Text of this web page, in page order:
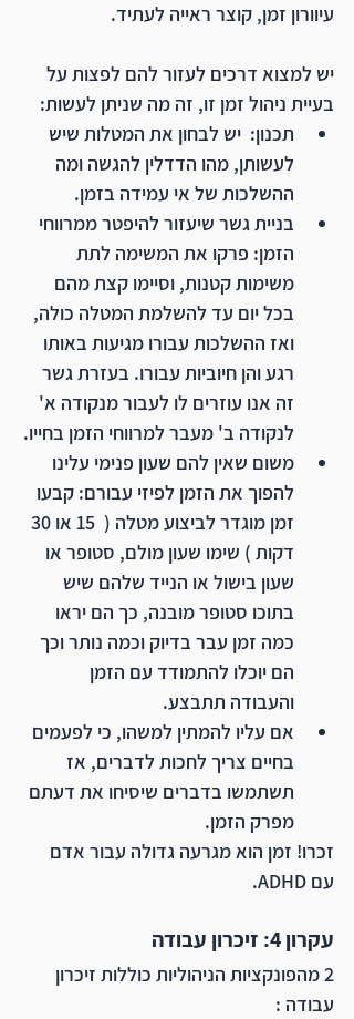
עיוורון זמן, קוצר ראייה לעתיד.
יש למצוא דרכים לעזור להם לפצות על
בעיית ניהול זמן זו, זה מה שניתן לעשות:
תכנון:  יש לבחון את המטלות שיש
לעשותן, מהו הדדלין להגשה ומה
ההשלכות של אי עמידה בזמן.
בניית גשר שיעזור להיפטר ממרווחי
הזמן: פרקו את המשימה לתת
משימות קטנות, וסיימו קצת מהם
בכל יום עד להשלמת המטלה כולה,
ואז ההשלכות עבורו מגיעות באותו
רגע והן חיוביות עבורו. בעזרת גשר
זה אנו עוזרים לו לעבור מנקודה א'
לנקודה ב' מעבר למרווחי הזמן בחייו.
משום שאין להם שעון פנימי עלינו
להפוך את הזמן לפיזי עבורם: קבעו
דקות ) שימו שעון מולם, סטופר או
שעון בישול או הנייד שלהם שיש
בתוכו סטופר מובנה, כך הם יראו
כמה זמן עבר בדיוק וכמה נותר וכך
הם יוכלו להתמודד עם הזמן
והעבודה תתבצע.
אם עליו להמתין למשהו, כי לפעמים
בחיים צריך לחכות לדברים, אז
תשתמשו בדברים שיסיחו את דעתם
מפרק הזמן.
זכרו! זמן הוא מגרעה גדולה עבור אדם
עם ADHD.
עקרון 4: זיכרון עבודה
2 מהפונקציות הניהוליות כוללות זיכרון
עבודה :